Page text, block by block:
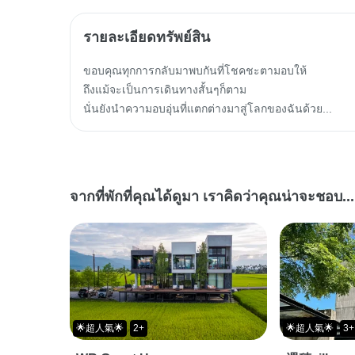
รายละเอียดทรัพย์สิน
ขอบคุณทุกการกลับมาพบกันที่โชคชะตามอบให้
ถึงแม้จะเป็นการเดินทางสั้นๆก็ตาม
นั่นยังนำความอบอุ่นที่แตกต่างมาสู่โลกของฉันด้วย...
จากที่พักที่คุณได้ดูมา เราคิดว่าคุณน่าจะชอบ...
🌟超人氣🌟 2+ 🌟超人氣🌟 3+